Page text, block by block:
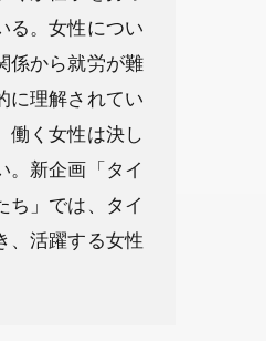
る。女性につい
係から就労が難
に理解されてい
働く女性は決し
。新企画「タイ
ち」では、タイ
、活躍する女性